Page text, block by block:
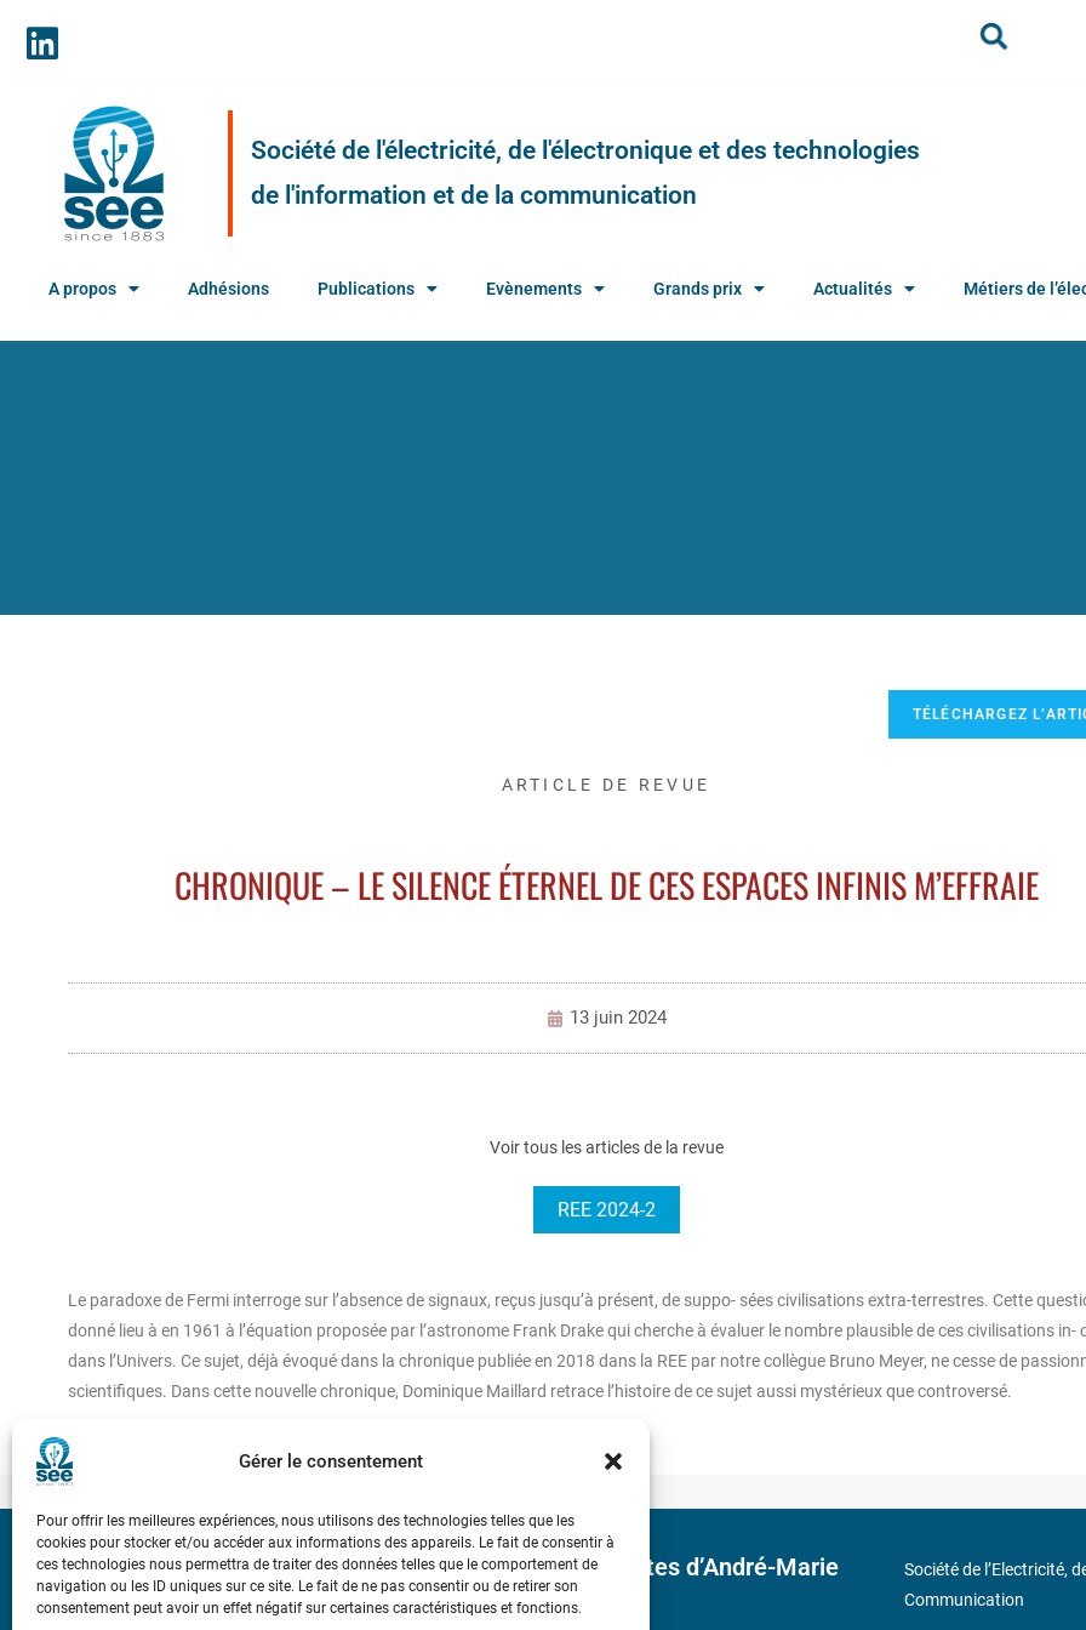
Gérer le consentement
Pour offrir les meilleures expériences, nous utilisons des technologies telles que les
cookies pour stocker et/ou accéder aux informations des appareils. Le fait de consentir à
ces technologies nous permettra de traiter des données telles que le comportement de
navigation ou les ID uniques sur ce site. Le fait de ne pas consentir ou de retirer son
consentement peut avoir un effet négatif sur certaines caractéristiques et fonctions.
Société de l'électricité, de l'électronique et des technologies
de l'information et de la communication
A propos Adhésions Publications Evènements Grands prix Actualités Métiers de
TÉLÉCHARGEZ
ARTICLE DE REVUE
CHRONIQUE – LE SILENCE ÉTERNEL DE CES ESPACES INFINIS M’EFFRAIE
13 juin 2024
Voir tous les articles de la revue
REE 2024-2
Le paradoxe de Fermi interroge sur l’absence de signaux, reçus jusqu’à présent, de suppo- sées civilisations extra-terrestres. Cette
donné lieu à en 1961 à l’équation proposée par l’astronome Frank Drake qui cherche à évaluer le nombre plausible de ces civilisations in-
dans l’Univers. Ce sujet, déjà évoqué dans la chronique publiée en 2018 dans la REE par notre collègue Bruno Meyer, ne cesse de
scientifiques. Dans cette nouvelle chronique, Dominique Maillard retrace l’histoire de ce sujet aussi mystérieux que controversé.
Bicentenaire des découvertes d’André-Marie
Ampère
Société de l’Electricité,
Communication